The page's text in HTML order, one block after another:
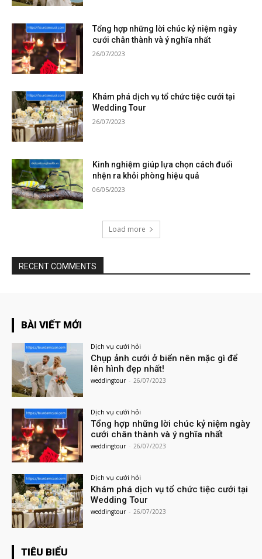
Tổng hợp những lời chúc kỷ niệm ngày
cưới chân thành và ý nghĩa nhất
26/07/2023
Khám phá dịch vụ tổ chức tiệc cưới tại
Wedding Tour
26/07/2023
Kinh nghiệm giúp lựa chọn cách đuổi
nhện ra khỏi phòng hiệu quả
06/05/2023
Load more
RECENT COMMENTS
BÀI VIẾT MỚI
Dịch vụ cưới hỏi
Chụp ảnh cưới ở biển nên mặc gì để
lên hình đẹp nhất!
weddingtour - 26/07/2023
Dịch vụ cưới hỏi
Tổng hợp những lời chúc kỷ niệm ngày
cưới chân thành và ý nghĩa nhất
weddingtour - 26/07/2023
Dịch vụ cưới hỏi
Khám phá dịch vụ tổ chức tiệc cưới tại
Wedding Tour
weddingtour - 26/07/2023
TIÊU BIỂU